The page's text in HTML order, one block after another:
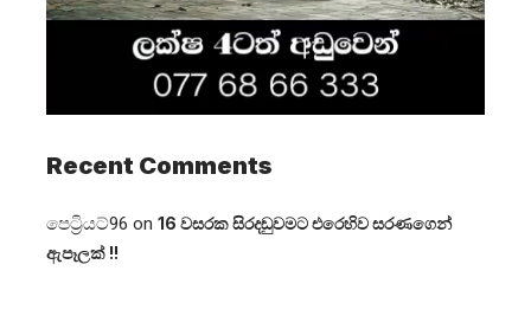
Recent Comments
පෙට්‍රියට්96 on 16 වසරක සිරදඬුවමට එරෙහිව සරණගෙන්
ඇපෑලක් !!